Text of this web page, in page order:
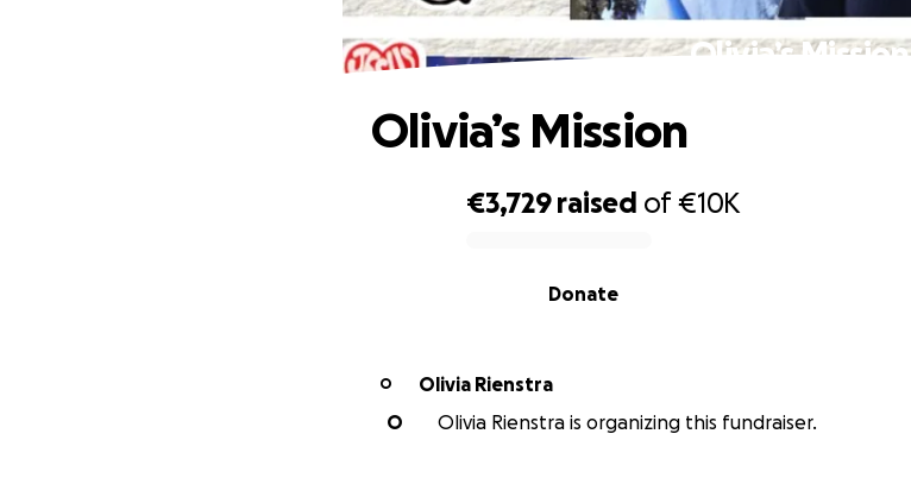
Olivia’s Mission
€3,729 raised of€10K
Donate
Olivia’s Mission
O
Olivia Rienstra
O
Olivia Rienstra is organizing this fundraiser.